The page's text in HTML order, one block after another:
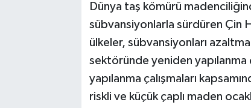
Dünya taş kömürü
sübvansiyonlarla sürdüren Çin
ülkeler, sübvansiyonları
sektöründe yeniden yapılanma
yapılanma çalışmaları
riskli ve küçük çaplı maden